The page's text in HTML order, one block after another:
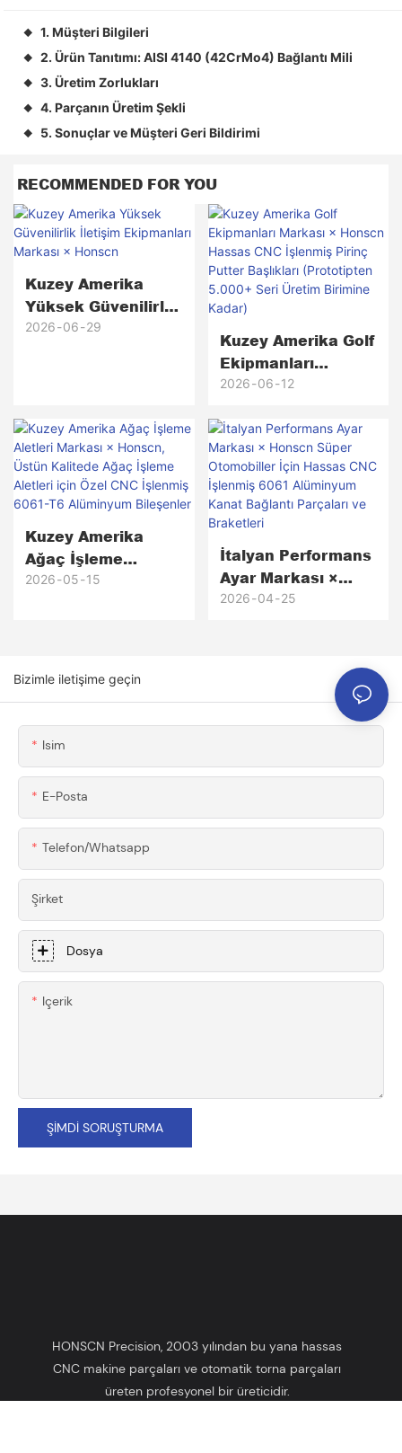
◆ 1. Müşteri Bilgileri
◆ 2. Ürün Tanıtımı: AISI 4140 (42CrMo4) Bağlantı Mili
◆ 3. Üretim Zorlukları
◆ 4. Parçanın Üretim Şekli
◆ 5. Sonuçlar ve Müşteri Geri Bildirimi
RECOMMENDED FOR YOU
Kuzey Amerika
Yüksek Güvenilirlik
İletişim
2026 06 29
Kuzey Amerika Golf
Ekipmanları
Markası × Honscn
İşlenmiş Pirinç
Putter Başlıkları
(Prototipten 5.000+
Seri Üretim
Birimine Kadar)
2026 06 12
Kuzey Amerika
Ağaç İşleme
Aletleri Markası ×
Özel CNC İşlenmiş
6061-T6 Alüminyum
2026 05 15
İtalyan Performans
Ayar Markası ×
Honscn Süper
Alüminyum Kanat
Bağlantı Parçaları
2026 04 25
Bizimle iletişime geçin
Isim
E-Posta
Telefon/whatsapp
Şirket
Dosya
Içerik
ŞIMDI SORUŞTURMA
HONSCN Precision, 2003 yılından bu yana hassas
CNC makine parçaları ve otomatik torna parçaları
üreten profesyonel bir üreticidir.